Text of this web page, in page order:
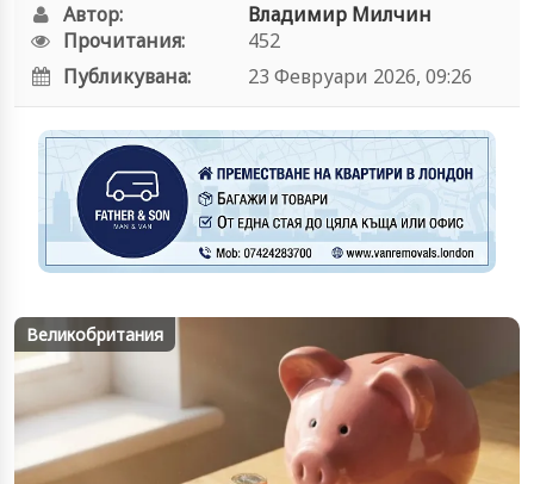
Автор:
Владимир Милчин
Прочитания:
452
Публикувана:
23 Февруари 2026, 09:26
Великобритания